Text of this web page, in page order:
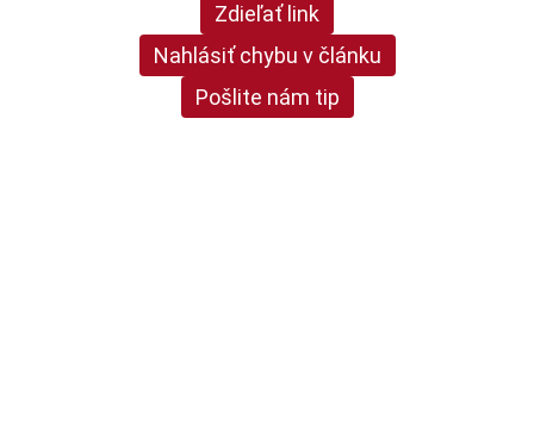
Zdieľať link
Nahlásiť chybu v článku
Pošlite nám tip